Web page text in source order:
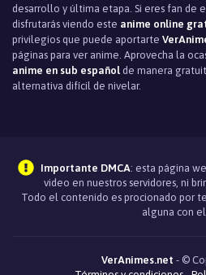
Episodio 12
Episodio 11
Episodio 10
Episodio 7
desarrollo y última etapa. Si eres fan de
disfrutarás viendo este anime online
privilegios que puede aportarte
páginas para ver anime. Aprovecha la
anime en sub español de manera
alternativa difícil de nivelar.
Importante DMCA: esta página
video en nuestros servidores, ni
Todo el contenido es procionado por
alguna con
VerAnimes.net - ©